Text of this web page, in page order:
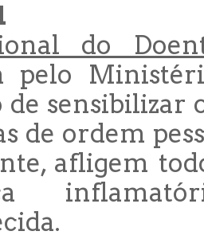
do
pelo
sensibilizar
de ordem
afligem